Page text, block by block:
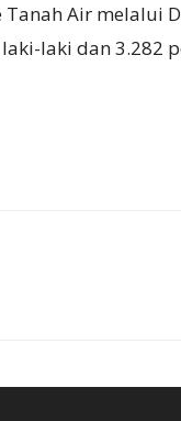
Air melalui
laki dan 3.282